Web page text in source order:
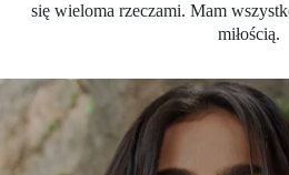
się wieloma rzeczami. Mam
miłością.